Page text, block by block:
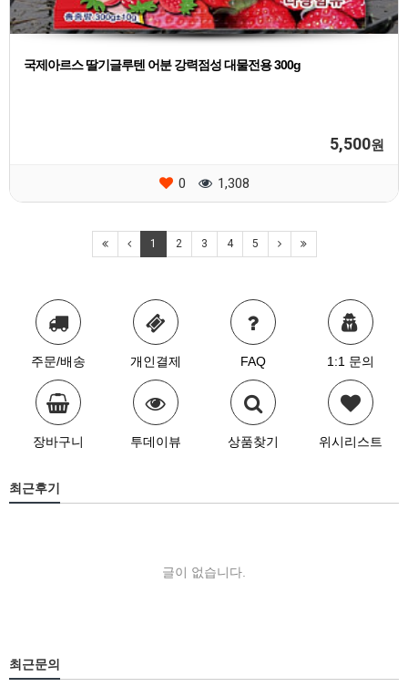
국제아르스 딸기글루텐 어분 강력점성 대물전용 300g
5,500원
0 1,308
1 2 3 4 5
주문/배송 개인결제 FAQ 1:1 문의
장바구니 투데이뷰 상품찾기 위시리스트
최근후기
글이 없습니다.
최근문의